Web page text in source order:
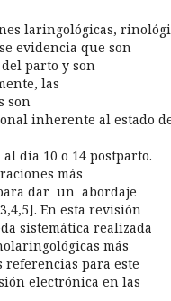
laringológicas,
evidencia que son
parto y son
las
son
inherente al estado
día 10 o 14 postparto.
más
dar un abordaje
En esta revisión
sistemática realizada
más
referencias para este
electrónica en las